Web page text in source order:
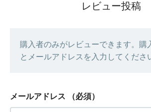
レビュー投稿
購入者のみがレビューできます。購
とメールアドレスを入力してくださ
メールアドレス （必須）